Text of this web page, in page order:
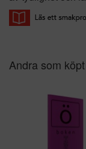
Andra som